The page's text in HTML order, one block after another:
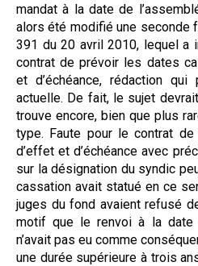
mandat à la date de
alors été modifié une seconde
391 du 20 avril 2010, lequel a
contrat de prévoir les dates
et d’échéance, rédaction qui
actuelle. De fait, le sujet
trouve encore, bien que plus
type. Faute pour le contrat
d’effet et d’échéance avec
sur la désignation du syndic
cassation avait statué en ce
juges du fond avaient refusé
motif que le renvoi à la date
n’avait pas eu comme
une durée supérieure à trois